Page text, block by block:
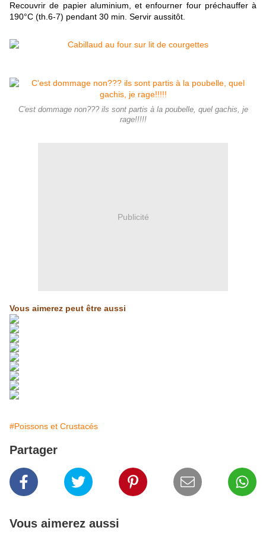
Recouvrir de papier aluminium, et enfourner four préchauffer à
190°C (th.6-7) pendant 30 min. Servir aussitôt.
C'est dommage non??? ils sont partis à la poubelle, quel gachis, je
rage!!!!!
Publicité
Vous aimerez peut être aussi
#Poissons et Crustacés
Partager
Vous aimerez aussi